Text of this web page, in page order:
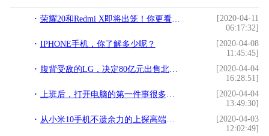
荣耀20和Redmi X即将出笼！你更看好谁？
[2020-04-11
06:17:32]
IPHONE手机，你了解多少呢？
[2020-04-08
11:45:45]
腹背受敌的LG，决定80亿元出售北京总部双子座大厦
[2020-04-04
16:28:51]
上班后，打开电脑的第一件事很多人都做错了
[2020-04-04
13:49:30]
从小米10手机不遗余力的上探高端，浅析什么样的手机才是高端手机
[2020-04-03
12:02:49]